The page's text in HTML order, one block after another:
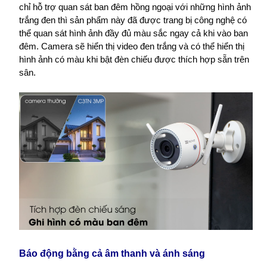
chỉ hỗ trợ quan sát ban đêm hồng ngoại với những hình ảnh
trắng đen thì sản phẩm này đã được trang bị công nghệ có
thể quan sát hình ảnh đầy đủ màu sắc ngay cả khi vào ban
đêm. Camera sẽ hiển thị video đen trắng và có thể hiển thị
hình ảnh có màu khi bật đèn chiếu được thích hợp sẵn trên
sân.
Báo động bằng cả âm thanh và ánh sáng